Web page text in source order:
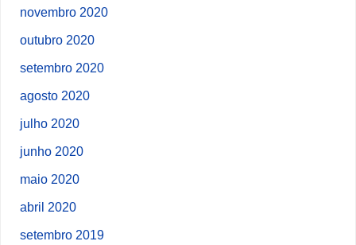
novembro 2020
outubro 2020
setembro 2020
agosto 2020
julho 2020
junho 2020
maio 2020
abril 2020
setembro 2019